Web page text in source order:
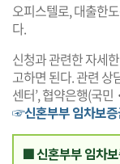
오피스텔로, 대출한
다.
신청과 관련한 자세
고하면 된다. 관련 상
센터’, 협약은행(국
☞신혼부부 임차보증
■ 신혼부부 임차